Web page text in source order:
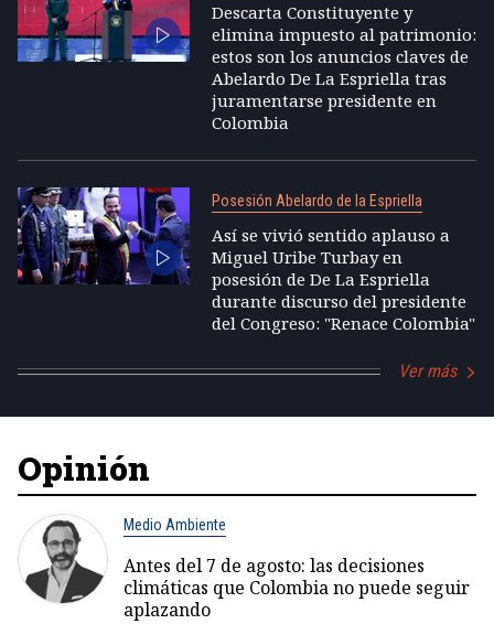
Descarta Constituyente y
elimina impuesto al patrimonio:
estos son los anuncios claves de
Abelardo De La Espriella tras
juramentarse presidente en
Colombia
Posesión Abelardo de la Espriella
Así se vivió sentido aplauso a
Miguel Uribe Turbay en
posesión de De La Espriella
durante discurso del presidente
del Congreso: "Renace Colombia"
Ver más
Opinión
Medio Ambiente
Antes del 7 de agosto: las decisiones
climáticas que Colombia no puede seguir
aplazando